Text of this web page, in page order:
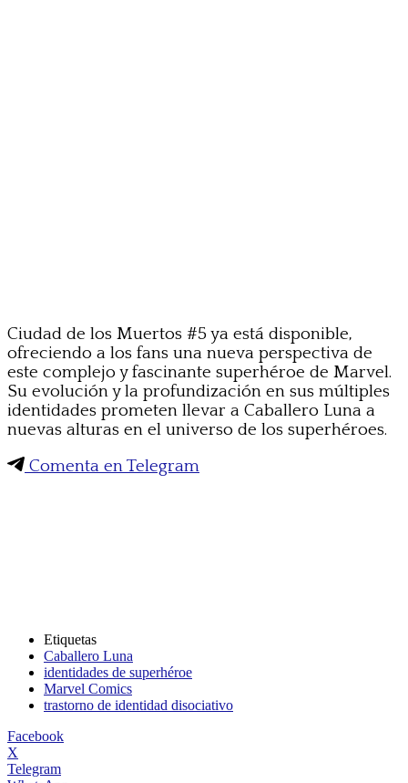
Ciudad de los Muertos #5 ya está disponible,
ofreciendo a los fans una nueva perspectiva de
este complejo y fascinante superhéroe de Marvel.
Su evolución y la profundización en sus múltiples
identidades prometen llevar a Caballero Luna a
nuevas alturas en el universo de los superhéroes.
Comenta en Telegram
Etiquetas
Caballero Luna
identidades de superhéroe
Marvel Comics
trastorno de identidad disociativo
Facebook
X
Telegram